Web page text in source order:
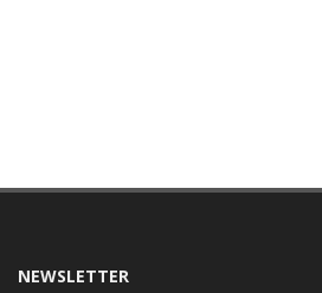
NEWSLETTER